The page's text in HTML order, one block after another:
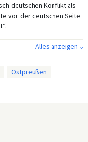
deutschen Konflikt als
von der deutschen Seite
Alles anzeigen ⌵
Ostpreußen